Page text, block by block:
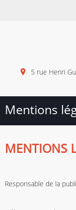
5 rue Henri
Mentions
MENTIONS
Responsable de la